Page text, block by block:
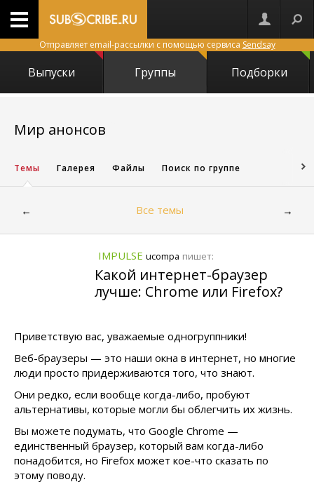
Отправляет email-рассылки с помощью сервиса Sendsay
Выпуски Группы Подборки
Мир анонсов
Темы Галерея Файлы Поиск по группе
← Все темы →
IMPULSE ucompa пишет:
Какой интернет-браузер
лучше: Chrome или Firefox?
Приветствую вас, уважаемые одногруппники!
Веб-браузеры — это наши окна в интернет, но многие
люди просто придерживаются того, что знают.
Они редко, если вообще когда-либо, пробуют
альтернативы, которые могли бы облегчить их жизнь.
Вы можете подумать, что Google Chrome —
единственный браузер, который вам когда-либо
понадобится, но Firefox может кое-что сказать по
этому поводу.